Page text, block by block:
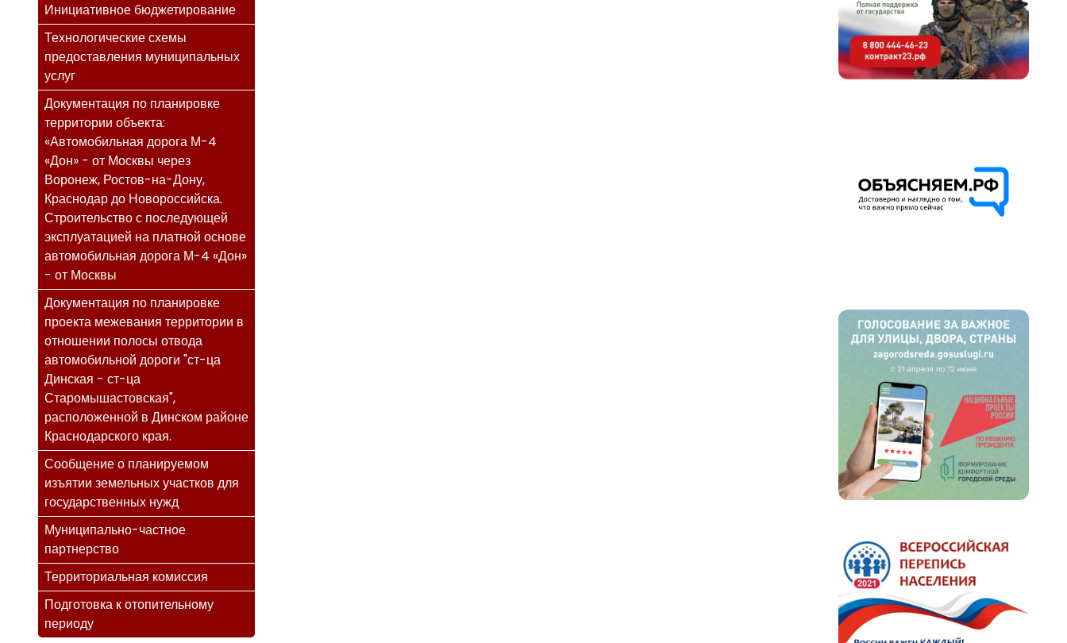
Инициативное бюджетирование
Технологические схемы
предоставления муниципальных
услуг
Документация по планировке
территории объекта:
«Автомобильная дорога М-4
«Дон» - от Москвы через
Воронеж, Ростов-на-Дону,
Краснодар до Новороссийска.
Строительство с последующей
эксплуатацией на платной основе
автомобильная дорога М-4 «Дон»
- от Москвы
Документация по планировке
проекта межевания территории в
отношении полосы отвода
автомобильной дороги "ст-ца
Динская - ст-ца
Старомышастовская",
расположенной в Динском районе
Краснодарского края.
Сообщение о планируемом
изъятии земельных участков для
государственных нужд
Муниципально-частное
партнерство
Территориальная комиссия
Подготовка к отопительному
периоду